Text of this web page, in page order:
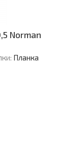
Norman
Планка